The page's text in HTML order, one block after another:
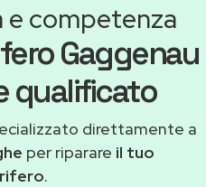
e competenza
Gaggenau
qualificato
direttamente a
per riparare il tuo
.